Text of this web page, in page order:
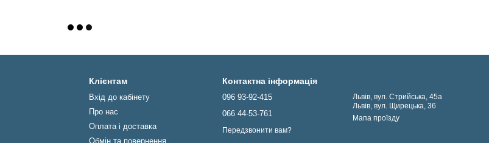
Клієнтам
Вхід до кабінету
Про нас
Оплата і доставка
Обмін та повернення
Контактна інформація
096 93-92-415
066 44-53-761
Передзвонити вам?
Львів, вул. Стрийська, 45а
Львів, вул. Щирецька, 36
Мапа проїзду